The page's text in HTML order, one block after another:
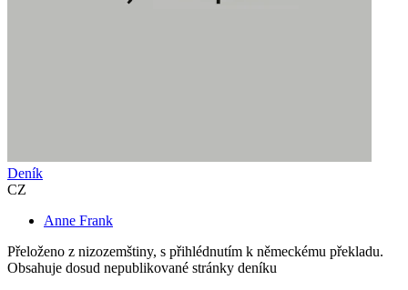
Deník
CZ
Anne Frank
Přeloženo z nizozemštiny, s přihlédnutím k německému překladu.
Obsahuje dosud nepublikované stránky deníku